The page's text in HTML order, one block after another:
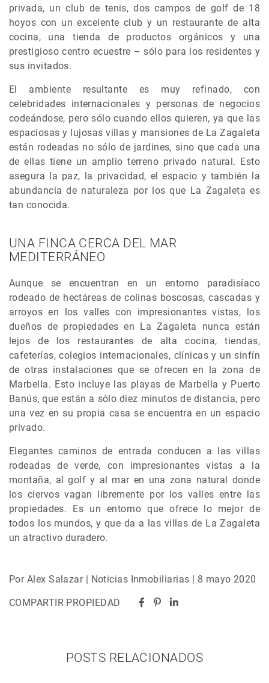
privada, un club de tenis, dos campos de golf de 18
hoyos con un excelente club y un restaurante de alta
cocina, una tienda de productos orgánicos y una
prestigioso centro ecuestre – sólo para los residentes y
sus invitados.
El ambiente resultante es muy refinado, con
celebridades internacionales y personas de negocios
codeándose, pero sólo cuando ellos quieren, ya que las
espaciosas y lujosas villas y mansiones de La Zagaleta
están rodeadas no sólo de jardines, sino que cada una
de ellas tiene un amplio terreno privado natural. Esto
asegura la paz, la privacidad, el espacio y también la
abundancia de naturaleza por los que La Zagaleta es
tan conocida.
UNA FINCA CERCA DEL MAR
MEDITERRÁNEO
Aunque se encuentran en un entorno paradisíaco
rodeado de hectáreas de colinas boscosas, cascadas y
arroyos en los valles con impresionantes vistas, los
dueños de propiedades en La Zagaleta nunca están
lejos de los restaurantes de alta cocina, tiendas,
cafeterías, colegios internacionales, clínicas y un sinfín
de otras instalaciones que se ofrecen en la zona de
Marbella. Esto incluye las playas de Marbella y Puerto
Banús, que están a sólo diez minutos de distancia, pero
una vez en su propia casa se encuentra en un espacio
privado.
Elegantes caminos de entrada conducen a las villas
rodeadas de verde, con impresionantes vistas a la
montaña, al golf y al mar en una zona natural donde
los ciervos vagan libremente por los valles entre las
propiedades. Es un entorno que ofrece lo mejor de
todos los mundos, y que da a las villas de La Zagaleta
un atractivo duradero.
Por Alex Salazar | Noticias Inmobiliarias | 8 mayo 2020
COMPARTIR PROPIEDAD
POSTS RELACIONADOS